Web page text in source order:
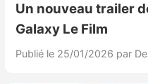
Un nouveau trailer
Galaxy Le Film
Publié le 25/01/2026 par